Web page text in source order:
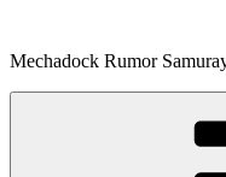
テ
ン
Mechadock Rumor